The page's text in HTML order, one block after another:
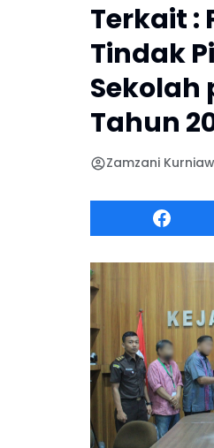
Terkait :
Tindak
Sekolah
Tahun
Zamzani